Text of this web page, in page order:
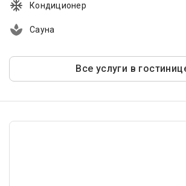
Кондиционер
Сауна
Все услуги в